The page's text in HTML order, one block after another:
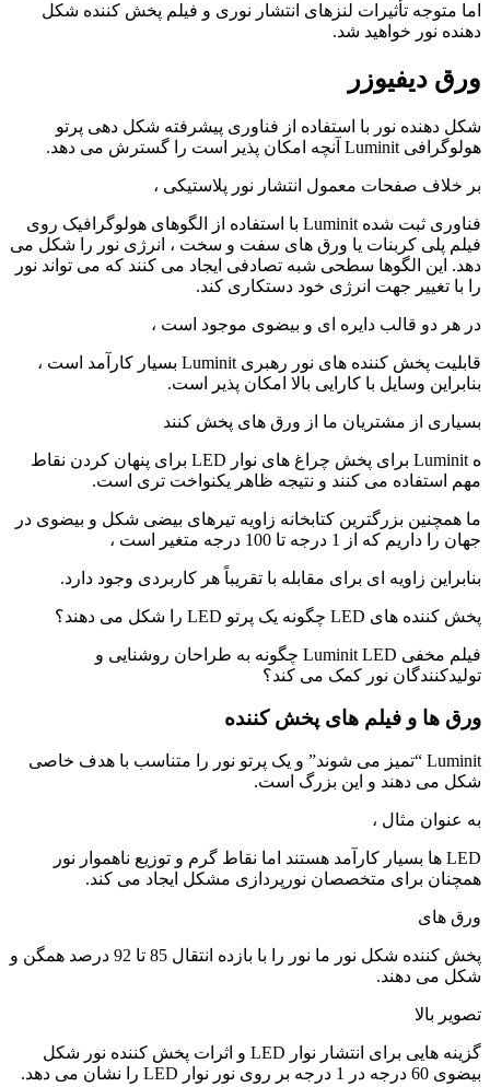
اما متوجه تأثیرات لنزهای انتشار نوری و فیلم پخش کننده شکل
دهنده نور خواهید شد.
ورق دیفیوزر
شکل دهنده نور با استفاده از فناوری پیشرفته شکل دهی پرتو
هولوگرافی Luminit آنچه امکان پذیر است را گسترش می دهد.
بر خلاف صفحات معمول انتشار نور پلاستیکی ،
فناوری ثبت شده Luminit با استفاده از الگوهای هولوگرافیک روی
فیلم پلی کربنات یا ورق های سفت و سخت ، انرژی نور را شکل می
دهد. این الگوها سطحی شبه تصادفی ایجاد می کنند که می تواند نور
را با تغییر جهت انرژی خود دستکاری کند.
در هر دو قالب دایره ای و بیضوی موجود است ،
قابلیت پخش کننده های نور رهبری Luminit بسیار کارآمد است ،
بنابراین وسایل با کارایی بالا امکان پذیر است.
بسیاری از مشتریان ما از ورق های پخش کنند
ه Luminit برای پخش چراغ های نوار LED برای پنهان کردن نقاط
مهم استفاده می کنند و نتیجه ظاهر یکنواخت تری است.
ما همچنین بزرگترین کتابخانه زاویه تیرهای بیضی شکل و بیضوی در
جهان را داریم که از 1 درجه تا 100 درجه متغیر است ،
بنابراین زاویه ای برای مقابله با تقریباً هر کاربردی وجود دارد.
پخش کننده های LED چگونه یک پرتو LED را شکل می دهند؟
فیلم مخفی Luminit LED چگونه به طراحان روشنایی و
تولیدکنندگان نور کمک می کند؟
ورق ها و فیلم های پخش کننده
Luminit “تمیز می شوند” و یک پرتو نور را متناسب با هدف خاصی
شکل می دهند و این بزرگ است.
به عنوان مثال ،
LED ها بسیار کارآمد هستند اما نقاط گرم و توزیع ناهموار نور
همچنان برای متخصصان نورپردازی مشکل ایجاد می کند.
ورق های
پخش کننده شکل نور ما نور را با بازده انتقال 85 تا 92 درصد همگن و
شکل می دهند.
تصویر بالا
گزینه هایی برای انتشار نوار LED و اثرات پخش کننده نور شکل
بیضوی 60 درجه در 1 درجه بر روی نور نوار LED را نشان می دهد.